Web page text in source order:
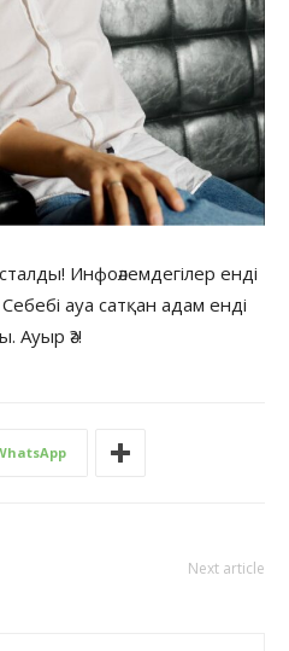
Инфоәлемдегілер енді
Себебі ауа сатқан адам енді
Ауыр ә?!
Next article